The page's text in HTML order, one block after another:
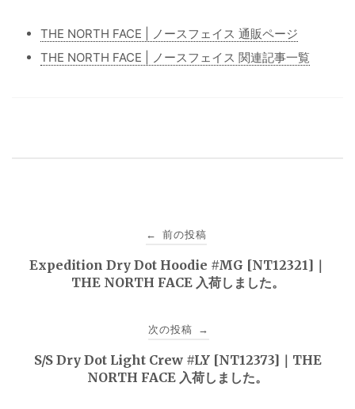
THE NORTH FACE | ノースフェイス 通販ページ
THE NORTH FACE | ノースフェイス 関連記事一覧
← 前の投稿
Expedition Dry Dot Hoodie #MG [NT12321]｜
THE NORTH FACE 入荷しました。
次の投稿 →
S/S Dry Dot Light Crew #LY [NT12373]｜THE
NORTH FACE 入荷しました。